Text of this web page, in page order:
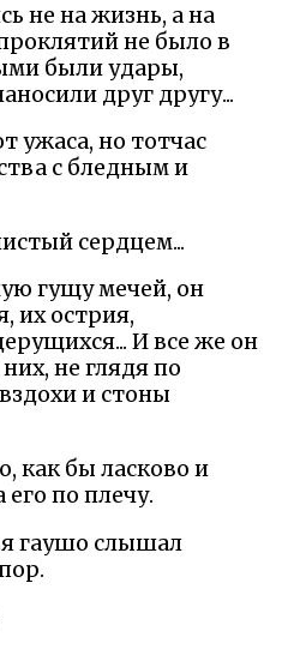
не на жизнь, а на
не было в
были удары,
друг другу...
ужаса, но тотчас
с бледным и
сердцем...
гущу мечей, он
их острия,
И все же он
не глядя по
и стоны
как бы ласково и
по плечу.
гаушо слышал